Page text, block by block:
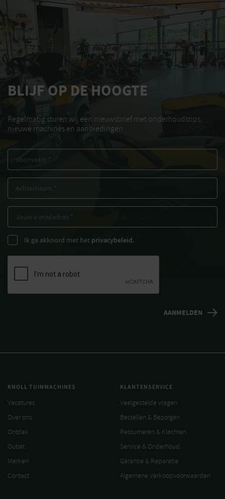
BLIJF OP DE HOOGTE
Regelmatig sturen wij een nieuwsbrief met onderhoudstips,
nieuwe machines en aanbiedingen
Ik ga akkoord met het privacybeleid.
KNOLL TUINMACHINES
Vacatures
Over ons
Ontdek
Outlet
Merken
Contact
KLANTENSERVICE
Veelgestelde vragen
Bestellen & Bezorgen
Retourneren & Klachten
Service & Onderhoud
Garantie & Reparatie
Algemene Verkoopvoorwaarden